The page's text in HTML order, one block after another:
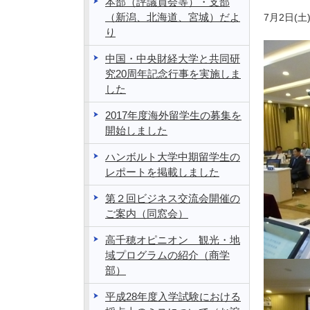
本部（評議員会等）・支部
（新潟、北海道、宮城）だよ
り
中国・中央財経大学と共同研
究20周年記念行事を実施しま
した
2017年度海外留学生の募集を
開始しました
ハンボルト大学中期留学生の
レポートを掲載しました
第２回ビジネス交流会開催の
ご案内（同窓会）
高千穂オピニオン 観光・地
域プログラムの紹介（商学
部）
平成28年度入学試験における
7月2日(土